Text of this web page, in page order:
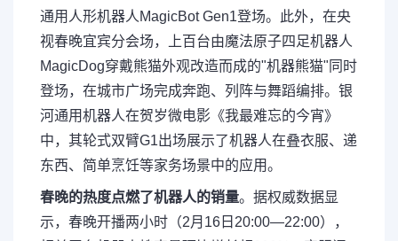
通用人形机器人MagicBot Gen1登场。此外，在央
视春晚宜宾分会场，上百台由魔法原子四足机器人
MagicDog穿戴熊猫外观改造而成的"机器熊猫"同时
登场，在城市广场完成奔跑、列阵与舞蹈编排。银
河通用机器人在贺岁微电影《我最难忘的今宵》
中，其轮式双臂G1出场展示了机器人在叠衣服、递
东西、简单烹饪等家务场景中的应用。
春晚的热度点燃了机器人的销量。据权威数据显
示，春晚开播两小时（2月16日20:00—22:00），